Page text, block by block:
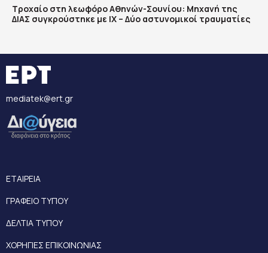
Τροχαίο στη λεωφόρο Αθηνών-Σουνίου: Μηχανή της
ΔΙΑΣ συγκρούστηκε με ΙΧ – Δύο αστυνομικοί τραυματίες
mediatek@ert.gr
ΕΤΑΙΡΕΙΑ
ΓΡΑΦΕΙΟ ΤΥΠΟΥ
ΔΕΛΤΙΑ ΤΥΠΟΥ
ΧΟΡΗΓΙΕΣ ΕΠΙΚΟΙΝΩΝΙΑΣ